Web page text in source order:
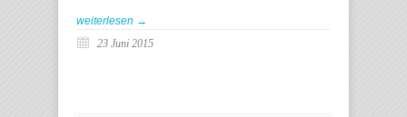
weiterlesen →
23 Juni 2015